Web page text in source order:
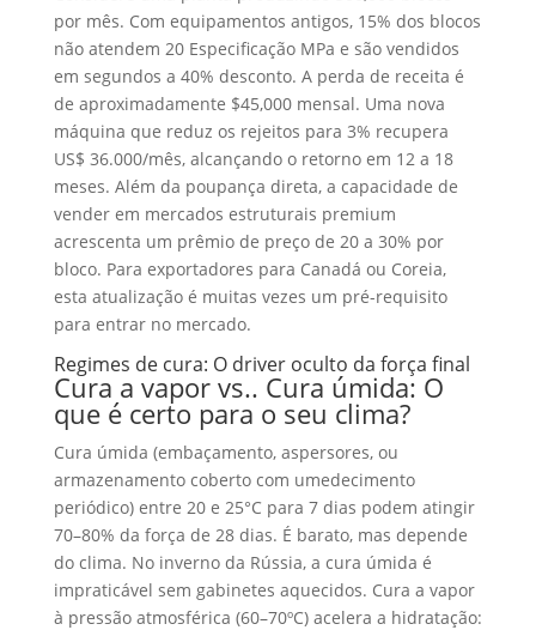
por mês. Com equipamentos antigos, 15% dos blocos
não atendem 20 Especificação MPa e são vendidos
em segundos a 40% desconto. A perda de receita é
de aproximadamente $45,000 mensal. Uma nova
máquina que reduz os rejeitos para 3% recupera
US$ 36.000/mês, alcançando o retorno em 12 a 18
meses. Além da poupança direta, a capacidade de
vender em mercados estruturais premium
acrescenta um prêmio de preço de 20 a 30% por
bloco. Para exportadores para Canadá ou Coreia,
esta atualização é muitas vezes um pré-requisito
para entrar no mercado.
Regimes de cura: O driver oculto da força final
Cura a vapor vs.. Cura úmida: O
que é certo para o seu clima?
Cura úmida (embaçamento, aspersores, ou
armazenamento coberto com umedecimento
periódico) entre 20 e 25°C para 7 dias podem atingir
70–80% da força de 28 dias. É barato, mas depende
do clima. No inverno da Rússia, a cura úmida é
impraticável sem gabinetes aquecidos. Cura a vapor
à pressão atmosférica (60–70ºC) acelera a hidratação: